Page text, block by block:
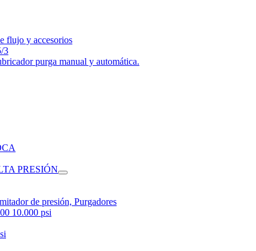
flujo y accesorios
3
purga manual y automática.
PRESIÓN
de presión, Purgadores
10.000 psi